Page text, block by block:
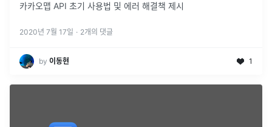
카카오맵 API 초기 사용법 및 에러 해결책 제시
2020년 7월 17일 · 2개의 댓글
by 이동현 1